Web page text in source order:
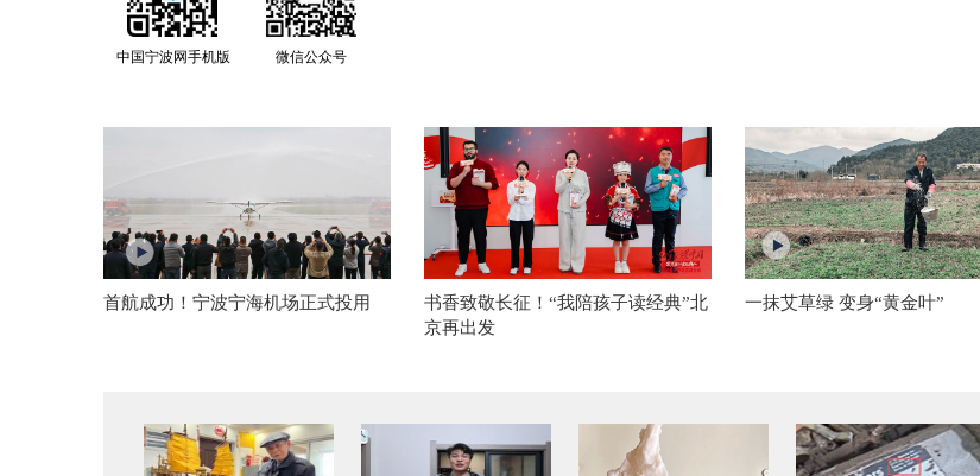
中国宁波网手机版 微信公众号
首航成功！宁波宁海机场正式投用
书香致敬长征！“我陪孩子读经典”北
京再出发
一抹艾草绿 变身“黄金叶”